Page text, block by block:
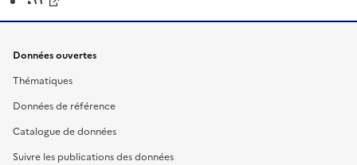
Données ouvertes
Thématiques
Données de référence
Catalogue de données
Suivre les publications des données